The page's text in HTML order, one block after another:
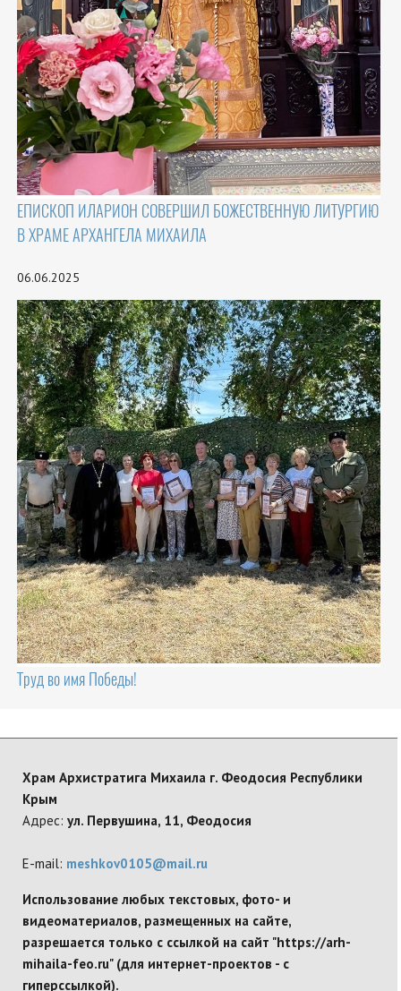
ЕПИСКОП ИЛАРИОН СОВЕРШИЛ БОЖЕСТВЕННУЮ ЛИТУРГИЮ
В ХРАМЕ АРХАНГЕЛА МИХАИЛА
06.06.2025
Труд во имя Победы!
Храм Архистратига Михаила г. Феодосия Республики
Крым
Адрес: ул. Первушина, 11, Феодосия
E-mail: meshkov0105@mail.ru
Использование любых текстовых, фото- и
видеоматериалов, размещенных на сайте,
разрешается только с ссылкой на сайт "https://arh-
mihaila-feo.ru" (для интернет-проектов - с
гиперссылкой).